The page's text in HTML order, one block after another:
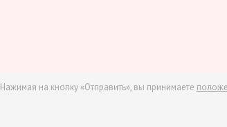
Нажимая на кнопку «Отправить», вы принимаете